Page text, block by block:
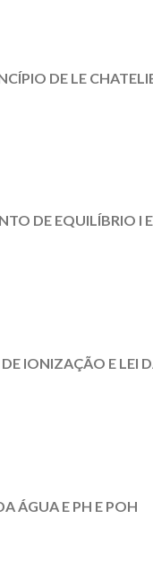
DE LE
DE EQUILÍBRIO I
IONIZAÇÃO E LEI
ÁGUA E PH E POH